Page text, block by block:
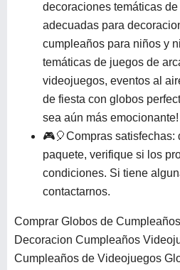
decoraciones temáticas
adecuadas para
cumpleaños para niños y
temáticas de juegos de
videojuegos, eventos al
de fiesta con globos
sea aún más emocionante!
🎮🎈Compras satisfechas:
paquete, verifique si los
condiciones. Si tiene
contactarnos.
Comprar Globos de
Decoracion Cumpleaños
Cumpleaños de Videojuegos